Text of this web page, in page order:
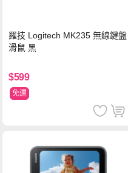
羅技 Logitech MK235 無線鍵盤
滑鼠 黑
$599
免運